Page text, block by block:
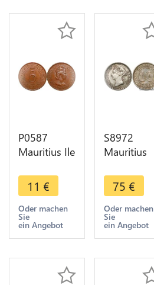
P0587
Mauritius Ile
Cents
Elizabeth II
1969 AU
SUP ->Faire
offre
11 €
Oder machen
Sie
ein Angebot
S8972
Mauritius
Victoria
1889 H
Argent
Silver AU
SUP -
75 €
Oder machen
Sie
ein Angebot